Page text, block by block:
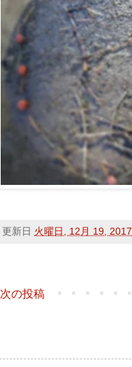
更新日 火曜日, 12月 19, 2017
次の投稿